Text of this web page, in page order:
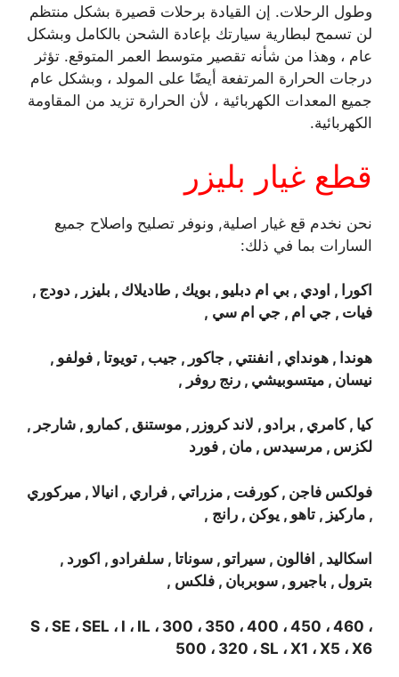
وطول الرحلات. إن القيادة برحلات قصيرة بشكل منتظم
لن تسمح لبطارية سيارتك بإعادة الشحن بالكامل وبشكل
عام ، وهذا من شأنه تقصير متوسط ​​العمر المتوقع. تؤثر
درجات الحرارة المرتفعة أيضًا على المولد ، وبشكل عام
جميع المعدات الكهربائية ، لأن الحرارة تزيد من المقاومة
الكهربائية.
قطع غيار بليزر
نحن نخدم قع غيار اصلية, ونوفر تصليح واصلاح جميع
السارات بما في ذلك:
اكورا , اودي , بي ام دبليو , بويك , طاديلاك , بليزر , دودج ,
فيات , جي ام , جي ام سي ,
هوندا , هونداي , انفنتي , جاكور , جيب , تويوتا , فولفو ,
نيسان , ميتسوبيشي , رنج روفر ,
كيا , كامري , برادو , لاند كروزر , موستنق , كمارو , شارجر ,
لكزس , مرسيدس , مان , فورد
فولكس فاجن , كورفت , مزراتي , فراري , انيالا , ميركوري
, ماركيز , تاهو , يوكن , رانج ,
اسكاليد , افالون , سيراتو , سوناتا , سلفرادو , اكورد ,
بترول , باجيرو , سوبربان , فلكس ,
S ، SE ، SEL ، I ، IL ، 300 ، 350 ، 400 ، 450 ، 460 ،
500 ، 320 ، SL ، X1 ، X5 ، X6